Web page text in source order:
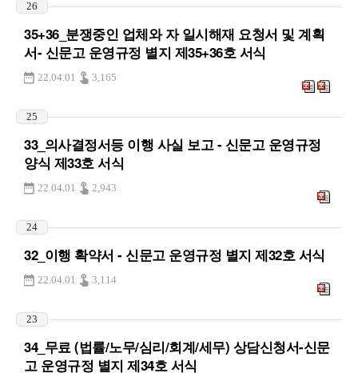
26
35+36_분쟁중인 업체와 자 일시해재 요청서 및 계획
서- 신문고 운영규정 별지 제35+36호 서식
22.04.01 3,165
25
33_의사결정서등 이행 사실 보고 - 신문고 운영규정
양식 제33호 서식
22.04.01 2,943
24
32_이행 확약서 - 신문고 운영규정 별지 제32호 서식
22.04.01 3,114
23
34_무료 (법률/노무/심리/회계/세무) 상담신청서-신문
고 운영규정 별지 제34호 서식